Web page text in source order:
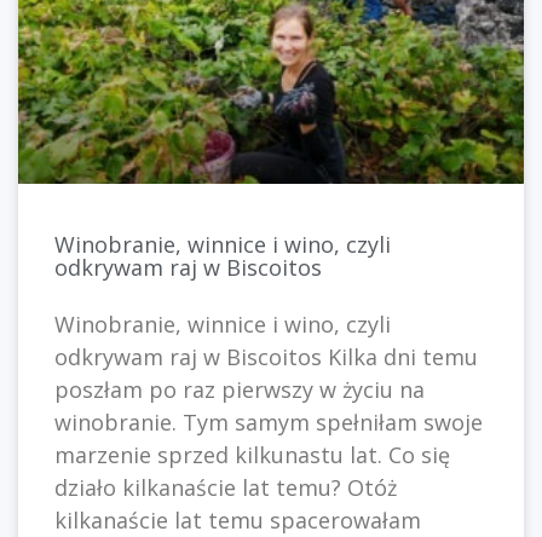
Winobranie, winnice i wino, czyli
odkrywam raj w Biscoitos
Winobranie, winnice i wino, czyli
odkrywam raj w Biscoitos Kilka dni temu
poszłam po raz pierwszy w życiu na
winobranie. Tym samym spełniłam swoje
marzenie sprzed kilkunastu lat. Co się
działo kilkanaście lat temu? Otóż
kilkanaście lat temu spacerowałam